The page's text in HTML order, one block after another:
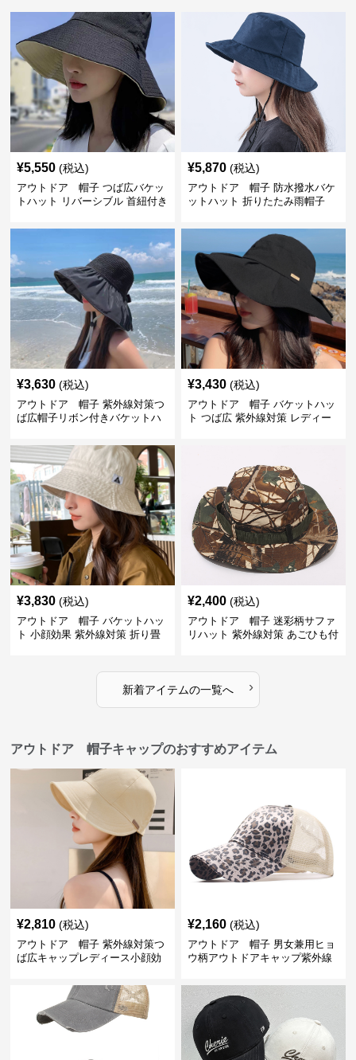
¥5,550 (税込)
アウトドア 帽子 つば広バケッ
トハット リバーシブル 首紐付き
¥5,870 (税込)
アウトドア 帽子 防水撥水バケ
ットハット 折りたたみ雨帽子
¥3,630 (税込)
アウトドア 帽子 紫外線対策つ
ば広帽子リボン付きバケットハ
¥3,430 (税込)
アウトドア 帽子 バケットハッ
ト つば広 紫外線対策 レディー
¥3,830 (税込)
アウトドア 帽子 バケットハッ
ト 小顔効果 紫外線対策 折り畳
¥2,400 (税込)
アウトドア 帽子 迷彩柄サファ
リハット 紫外線対策 あごひも付
新着アイテムの一覧へ ›
アウトドア 帽子キャップのおすすめアイテム
¥2,810 (税込)
アウトドア 帽子 紫外線対策つ
ば広キャップレディース小顔効
¥2,160 (税込)
アウトドア 帽子 男女兼用ヒョ
ウ柄アウトドアキャップ紫外線